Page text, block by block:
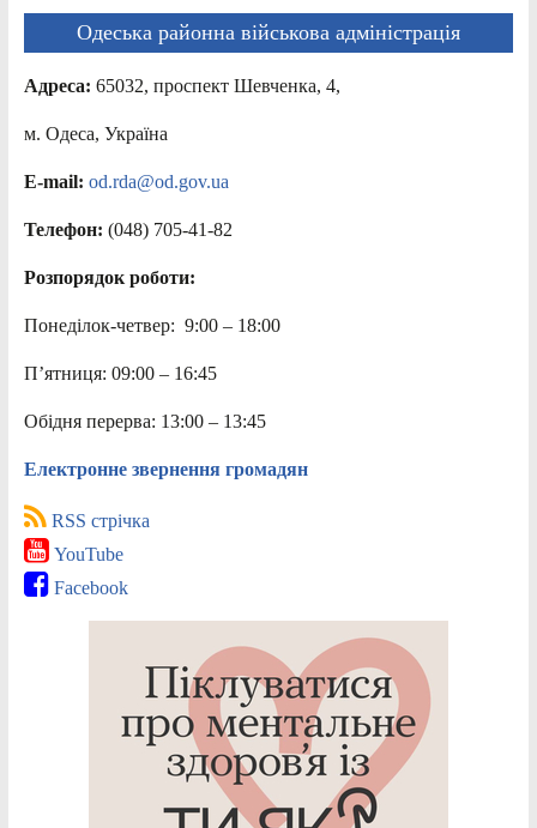
Одеська районна військова адміністрація
Адреса: 65032, проспект Шевченка, 4,
м. Одеса, Україна
E-mail: od.rda@od.gov.ua
Телефон: (048) 705-41-82
Розпорядок роботи:
Понеділок-четвер: 9:00 – 18:00
П’ятниця: 09:00 – 16:45
Обідня перерва: 13:00 – 13:45
Електронне звернення громадян
RSS стрічка
YouTube
Facebook